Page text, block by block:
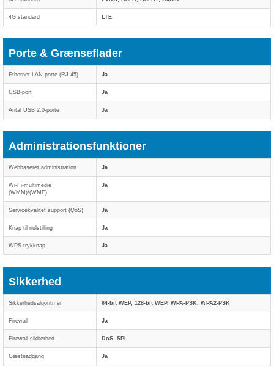
4G standard LTE
Porte & Grænseflader
Ethernet LAN-porte (RJ-45) Ja
USB-port Ja
Antal USB 2.0-porte Ja
Administrationsfunktioner
Webbaseret administration Ja
Wi-Fi-multimedie
(WMM)/(WME)
Ja
Servicekvalitet support (QoS) Ja
Knap til nulstilling Ja
WPS trykknap Ja
Sikkerhed
Sikkerhedsalgoritmer 64-bit WEP, 128-bit WEP, WPA-PSK, WPA2-PSK
Firewall Ja
Firewall sikkerhed DoS, SPI
Gæsteadgang Ja